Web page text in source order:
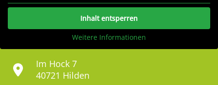
Inhalt entsperren
Weitere Informationen
Im Hock 7
40721 Hilden